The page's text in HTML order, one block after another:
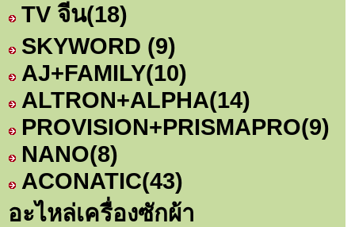
TV จีน(18)
SKYWORD (9)
AJ+FAMILY(10)
ALTRON+ALPHA(14)
PROVISION+PRISMAPRO(9)
NANO(8)
ACONATIC(43)
อะไหล่เครื่องซักผ้า